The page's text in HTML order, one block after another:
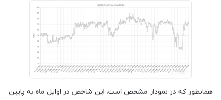
همانطور که در نمودار مشخص است، این شاخص در اوایل ماه به پایین